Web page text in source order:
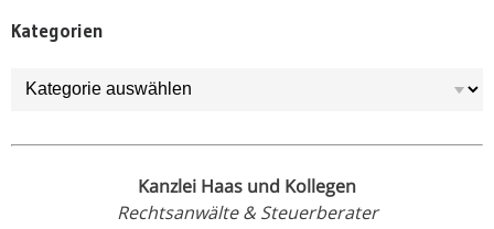
Kategorien
Kategorien
Kanzlei Haas und Kollegen
Rechtsanwälte & Steuerberater